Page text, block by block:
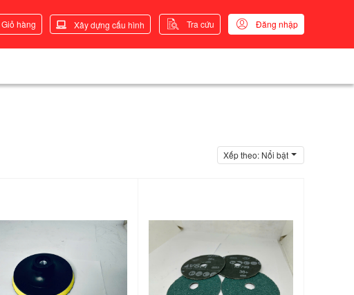
Giỏ hàng Xây dựng cấu hình Tra cứu Đăng nhập
Xếp theo: Nổi bật